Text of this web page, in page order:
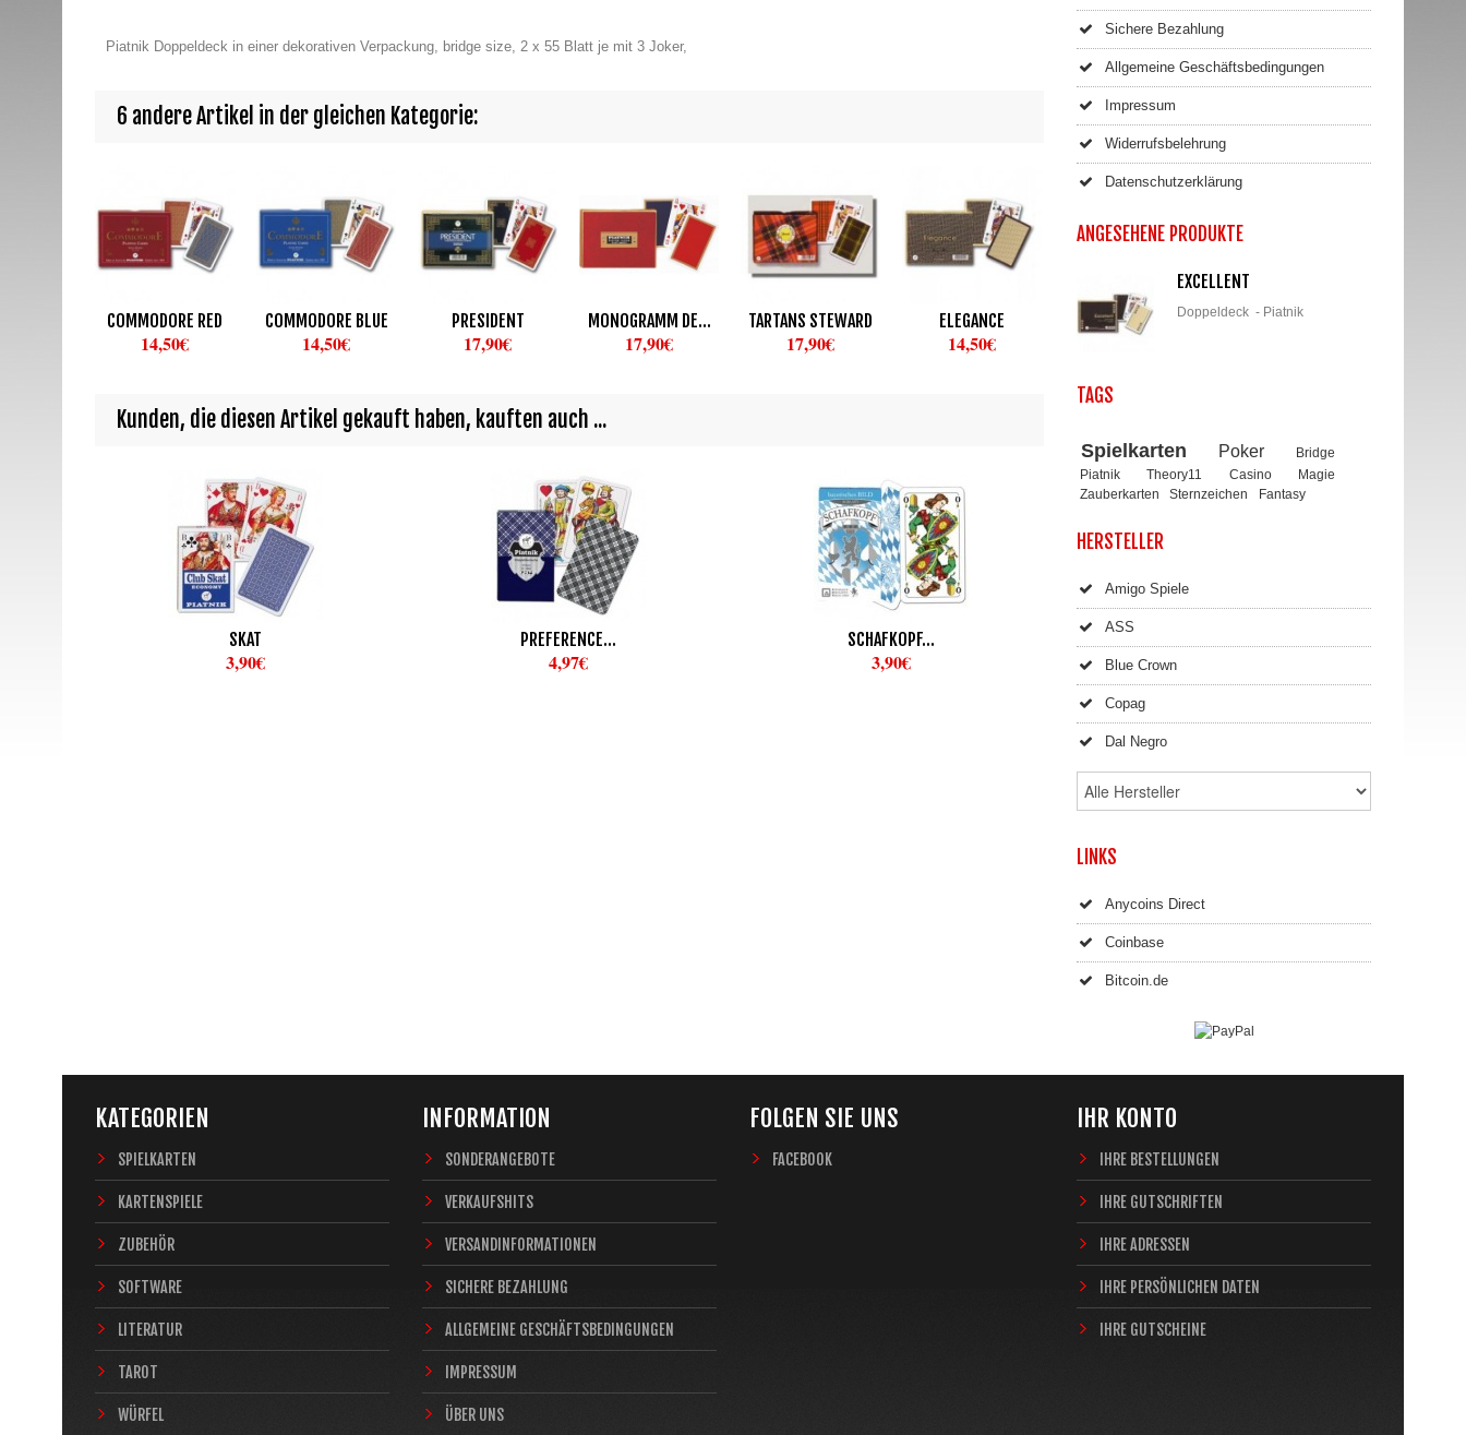
Piatnik Doppeldeck in einer dekorativen Verpackung, bridge size, 2 x 55 Blatt je mit 3 Joker,
6 andere Artikel in der gleichen Kategorie:
COMMODORE RED
14,50€
COMMODORE BLUE
14,50€
PRESIDENT
17,90€
MONOGRAMM DE...
17,90€
TARTANS STEWARD
17,90€
ELEGANCE
14,50€
Kunden, die diesen Artikel gekauft haben, kauften auch ...
SKAT
3,90€
PREFERENCE...
4,97€
SCHAFKOPF...
3,90€
Sichere Bezahlung
Allgemeine Geschäftsbedingungen
Impressum
Widerrufsbelehrung
Datenschutzerklärung
ANGESEHENE PRODUKTE
EXCELLENT
Doppeldeck - Piatnik
TAGS
Spielkarten Poker
Bridge
Piatnik
Theory11 Casino
Magie
Zauberkarten
Sternzeichen Fantasy
HERSTELLER
Amigo Spiele
ASS
Blue Crown
Copag
Dal Negro
LINKS
Anycoins Direct
Coinbase
Bitcoin.de
KATEGORIEN
SPIELKARTEN
KARTENSPIELE
ZUBEHÖR
SOFTWARE
LITERATUR
TAROT
WÜRFEL
INFORMATION
SONDERANGEBOTE
VERKAUFSHITS
VERSANDINFORMATIONEN
SICHERE BEZAHLUNG
ALLGEMEINE GESCHÄFTSBEDINGUNGEN
IMPRESSUM
ÜBER UNS
FOLGEN SIE UNS
FACEBOOK
IHR KONTO
IHRE BESTELLUNGEN
IHRE GUTSCHRIFTEN
IHRE ADRESSEN
IHRE PERSÖNLICHEN DATEN
IHRE GUTSCHEINE